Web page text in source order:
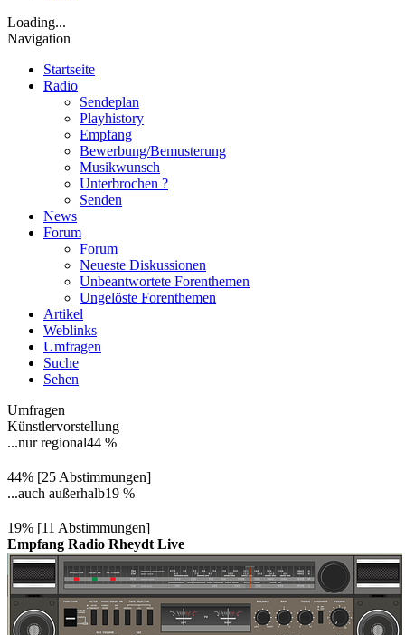
Loading...
Navigation
Startseite
Radio
Sendeplan
Playhistory
Empfang
Bewerbung/Bemusterung
Musikwunsch
Unterbrochen ?
Senden
News
Forum
Forum
Neueste Diskussionen
Unbeantwortete Forenthemen
Ungelöste Forenthemen
Artikel
Weblinks
Umfragen
Suche
Sehen
Umfragen
Künstlervorstellung
...nur regional44 %
44% [25 Abstimmungen]
...auch außerhalb19 %
19% [11 Abstimmungen]
Empfang Radio Rheydt Live